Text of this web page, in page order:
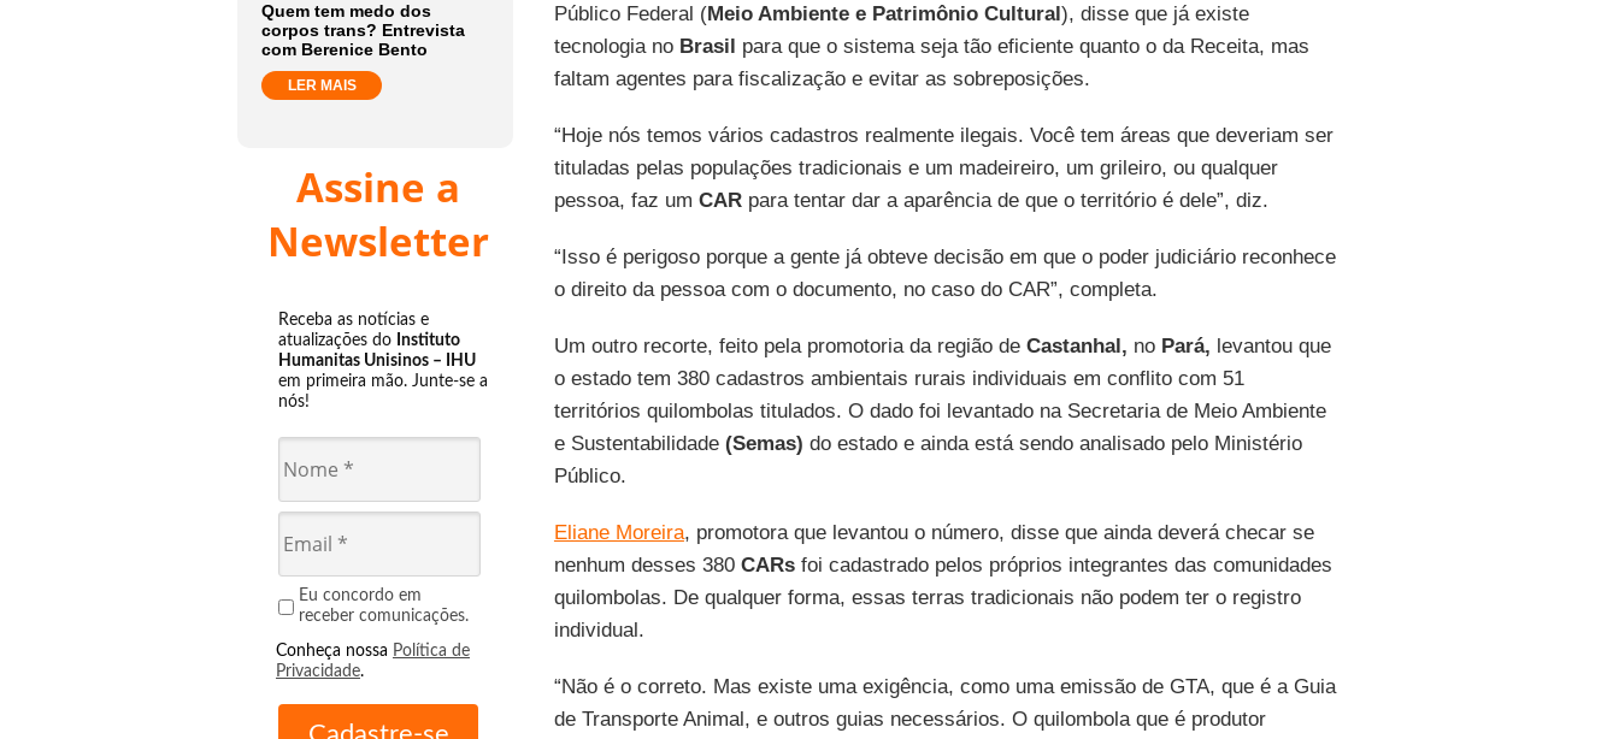
Quem tem medo dos
corpos trans? Entrevista
com Berenice Bento
LER MAIS
Assine a
Newsletter
Receba as notícias e
atualizações do Instituto
Humanitas Unisinos – IHU
em primeira mão. Junte-se a
nós!
Eu concordo em
receber comunicações.
Conheça nossa Política de
Privacidade.
Público Federal (Meio Ambiente e Patrimônio Cultural), disse que já existe
tecnologia no Brasil para que o sistema seja tão eficiente quanto o da Receita, mas
faltam agentes para fiscalização e evitar as sobreposições.
“Hoje nós temos vários cadastros realmente ilegais. Você tem áreas que deveriam ser
tituladas pelas populações tradicionais e um madeireiro, um grileiro, ou qualquer
pessoa, faz um CARpara tentar dar a aparência de que o território é dele”, diz.
“Isso é perigoso porque a gente já obteve decisão em que o poder judiciário reconhece
o direito da pessoa com o documento, no caso do CAR”, completa.
Um outro recorte, feito pela promotoria da região de Castanhal, no Pará, levantou que
o estado tem 380 cadastros ambientais rurais individuais em conflito com 51
territórios quilombolas titulados. O dado foi levantado na Secretaria de Meio Ambiente
e Sustentabilidade (Semas) do estado e ainda está sendo analisado pelo Ministério
Público.
Eliane Moreira, promotora que levantou o número, disse que ainda deverá checar se
nenhum desses 380 CARsfoi cadastrado pelos próprios integrantes das comunidades
quilombolas. De qualquer forma, essas terras tradicionais não podem ter o registro
individual.
“Não é o correto. Mas existe uma exigência, como uma emissão de GTA, que é a Guia
de Transporte Animal, e outros guias necessários. O quilombola que é produtor